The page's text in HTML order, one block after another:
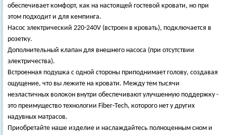
обеспечивает комфорт, как на настоящей гостевой кровати, но при
этом подходит и для кемпинга.
Насос электрический 220-240V (встроен в кровать), подключается в
розетку.
Дополнительный клапан для внешнего насоса (при отсутствии
электричества).
Встроенная подушка с одной стороны приподнимает голову, создавая
ощущение, что вы лежите на кровати. Между тем тысячи
неэластичных волокон внутри обеспечивают улучшенную поддержку -
это преимущество технологии Fiber-Tech, которого нет у других
надувных матрасов.
Приобретайте наше изделие и наслаждайтесь полноценным сном и